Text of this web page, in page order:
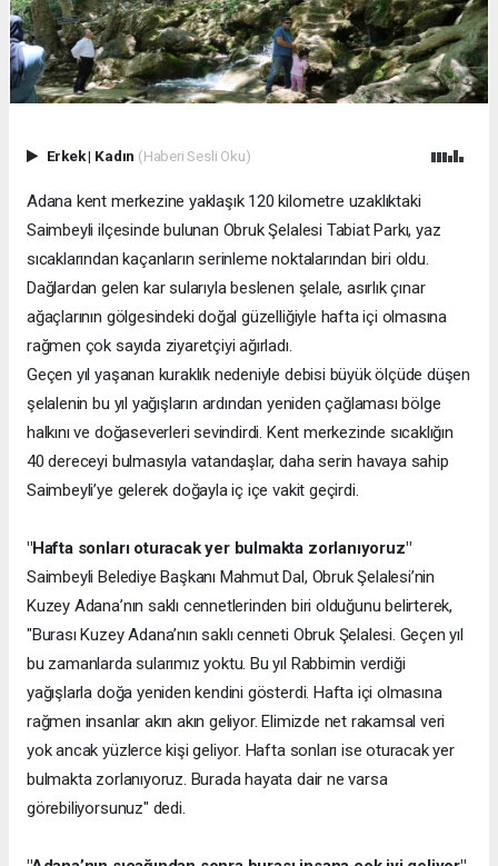
Erkek| Kadın (Haberi Sesli Oku)
Adana kent merkezine yaklaşık 120 kilometre uzaklıktaki
Saimbeyli ilçesinde bulunan Obruk Şelalesi Tabiat Parkı, yaz
sıcaklarından kaçanların serinleme noktalarından biri oldu.
Dağlardan gelen kar sularıyla beslenen şelale, asırlık çınar
ağaçlarının gölgesindeki doğal güzelliğiyle hafta içi olmasına
rağmen çok sayıda ziyaretçiyi ağırladı.
Geçen yıl yaşanan kuraklık nedeniyle debisi büyük ölçüde düşen
şelalenin bu yıl yağışların ardından yeniden çağlaması bölge
halkını ve doğaseverleri sevindirdi. Kent merkezinde sıcaklığın
40 dereceyi bulmasıyla vatandaşlar, daha serin havaya sahip
Saimbeyli’ye gelerek doğayla iç içe vakit geçirdi.
"Hafta sonları oturacak yer bulmakta zorlanıyoruz"
Saimbeyli Belediye Başkanı Mahmut Dal, Obruk Şelalesi’nin
Kuzey Adana’nın saklı cennetlerinden biri olduğunu belirterek,
"Burası Kuzey Adana’nın saklı cenneti Obruk Şelalesi. Geçen yıl
bu zamanlarda sularımız yoktu. Bu yıl Rabbimin verdiği
yağışlarla doğa yeniden kendini gösterdi. Hafta içi olmasına
rağmen insanlar akın akın geliyor. Elimizde net rakamsal veri
yok ancak yüzlerce kişi geliyor. Hafta sonları ise oturacak yer
bulmakta zorlanıyoruz. Burada hayata dair ne varsa
görebiliyorsunuz" dedi.